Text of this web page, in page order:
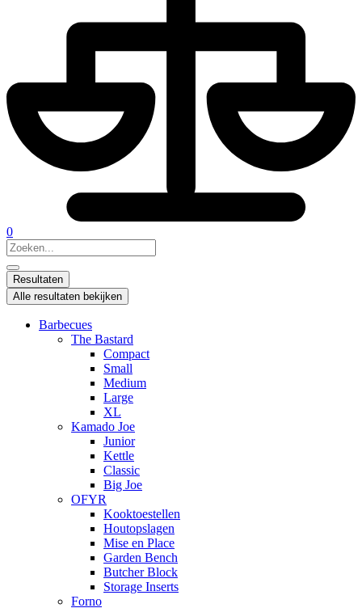
0
Search
...
Resultaten
Alle resultaten bekijken
Barbecues
The Bastard
Compact
Small
Medium
Large
XL
Kamado Joe
Junior
Kettle
Classic
Big Joe
OFYR
Kooktoestellen
Houtopslagen
Mise en Place
Garden Bench
Butcher Block
Storage Inserts
Forno